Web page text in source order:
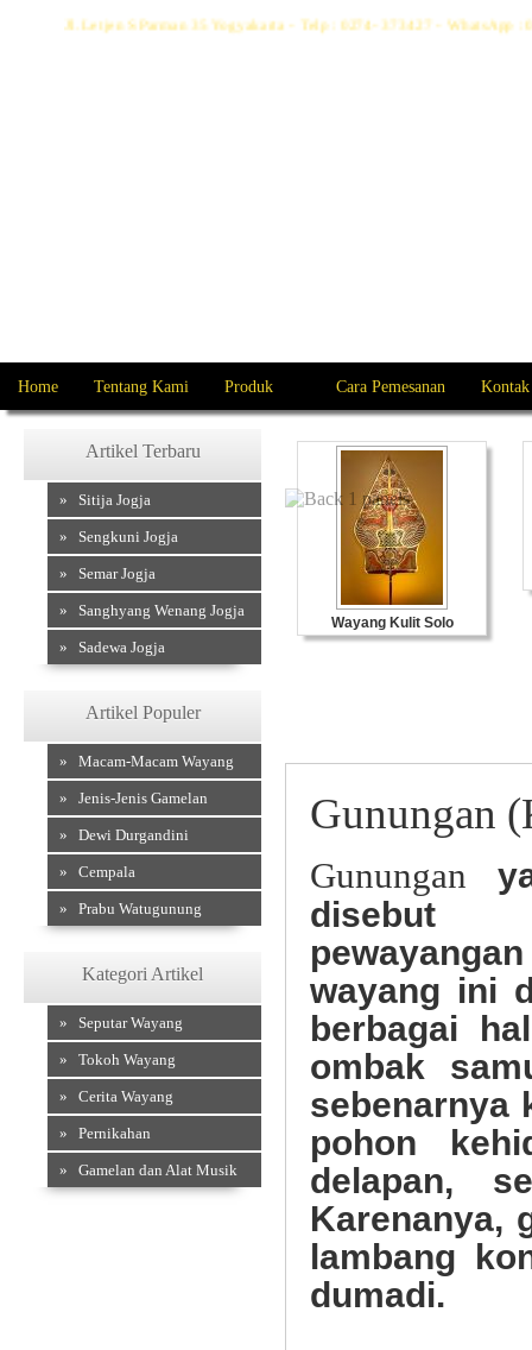
Jl. Letjen S Parman 35 Yogyakarta - Telp : 0274- 373427 - WhatsApp
Home Tentang Kami Produk Cara Pemesanan
Artikel Terbaru
» Sitija Jogja
» Sengkuni Jogja
» Semar Jogja
» Sanghyang Wenang Jogja
» Sadewa Jogja
Artikel Populer
» Macam-Macam Wayang
» Jenis-Jenis Gamelan
» Dewi Durgandini
» Cempala
» Prabu Watugunung
Kategori Artikel
» Seputar Wayang
» Tokoh Wayang
» Cerita Wayang
» Pernikahan
» Gamelan dan Alat Musik
Wayang Kulit Solo
Gunungan
Gunungan
disebut
wayang ini
berbagai
ombak
sebenarnya
pohon
delapan,
Karenanya,
lambang
dumadi.